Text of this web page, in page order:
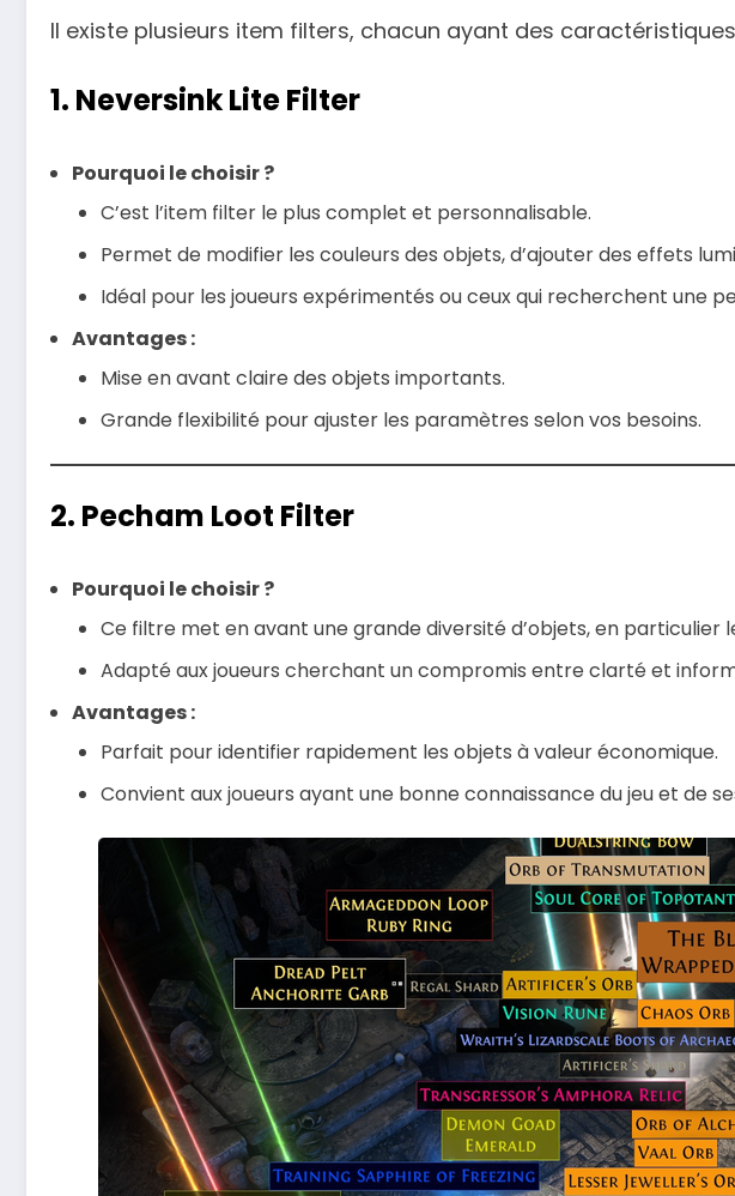
Il existe plusieurs item filters, chacun ayant des
1. Neversink Lite Filter
Pourquoi le choisir ?
C’est l’item filter le plus complet et personnalisable.
Permet de modifier les couleurs des objets, d’ajouter des effets
Idéal pour les joueurs expérimentés ou ceux qui recherchent une
Avantages :
Mise en avant claire des objets importants.
Grande flexibilité pour ajuster les paramètres selon vos besoins.
2. Pecham Loot Filter
Pourquoi le choisir ?
Ce filtre met en avant une grande diversité d’objets, en particulier
Adapté aux joueurs cherchant un compromis entre clarté et
Avantages :
Parfait pour identifier rapidement les objets à valeur économique.
Convient aux joueurs ayant une bonne connaissance du jeu et de